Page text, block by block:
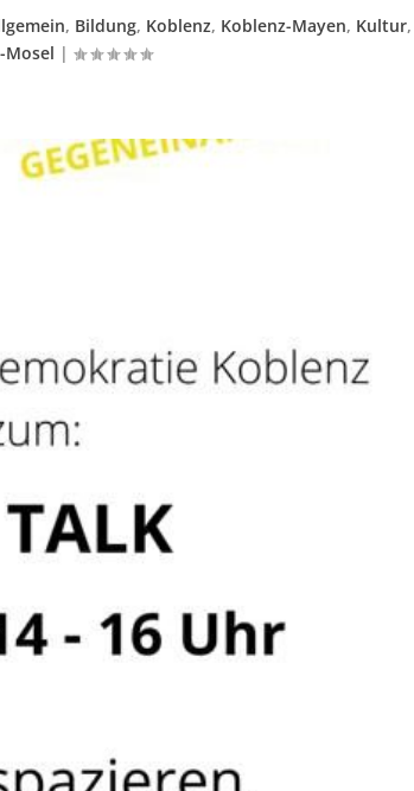
, Bildung, Koblenz, Koblenz-Mayen, Kultur,
Mosel |